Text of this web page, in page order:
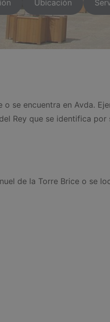
Ubicación
o se encuentra en Avda.
Rey que se identifica
de la Torre Brice o se